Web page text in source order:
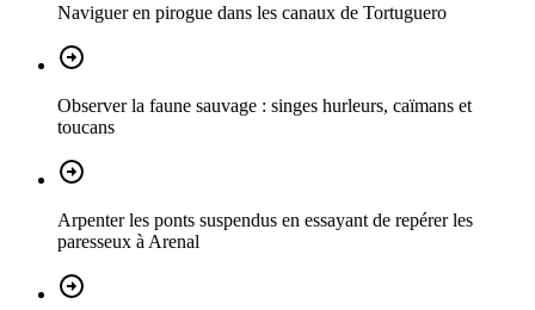
Naviguer en pirogue dans les canaux de Tortuguero
Observer la faune sauvage : singes hurleurs, caïmans et
toucans
Arpenter les ponts suspendus en essayant de repérer les
paresseux à Arenal